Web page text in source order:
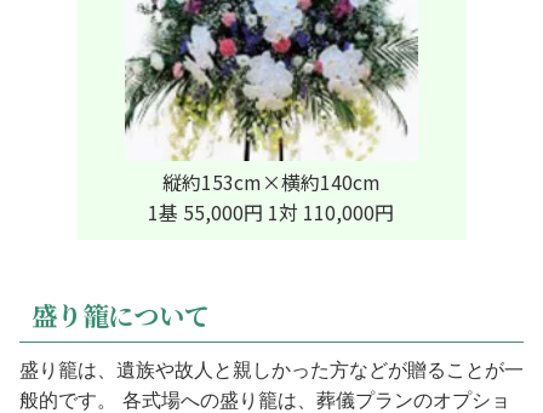
縦約153cm×横約140cm
1基 55,000円 1対 110,000円
盛り籠について
盛り籠は、遺族や故人と親しかった方などが贈ることが一
般的です。 各式場への盛り籠は、葬儀プランのオプショ